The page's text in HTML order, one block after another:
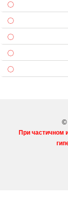
©
При частичном